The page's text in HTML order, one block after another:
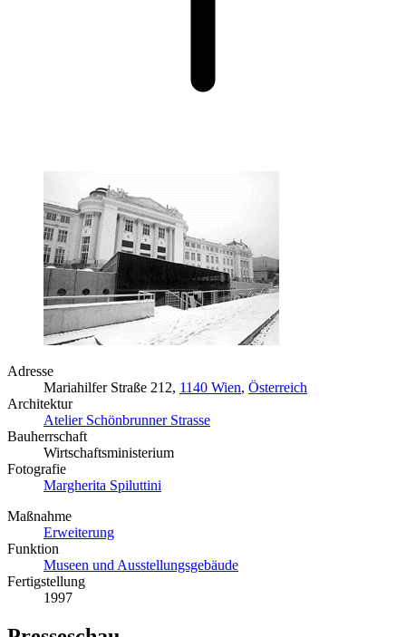
Adresse
Mariahilfer Straße 212, 1140 Wien, Österreich
Architektur
Atelier Schönbrunner Strasse
Bauherrschaft
Wirtschaftsministerium
Fotografie
Margherita Spiluttini
Maßnahme
Erweiterung
Funktion
Museen und Ausstellungsgebäude
Fertigstellung
1997